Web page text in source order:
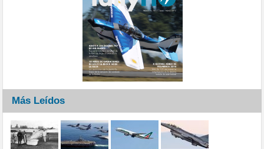
Más Leídos